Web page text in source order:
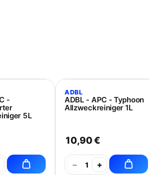
-
5L
ADBL
ADBL - APC - Typhoon
Allzweckreiniger 1L
10,90 €
− 1 +